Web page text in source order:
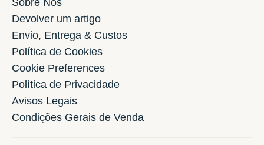
Devolver um artigo
Envio, Entrega & Custos
Política de Cookies
Cookie Preferences
Política de Privacidade
Avisos Legais
Condições Gerais de Venda